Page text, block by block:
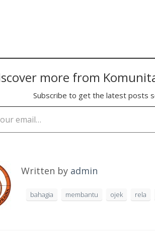
more from
Subscribe to get the latest posts
Written by admin
bahagia membantu ojek rela